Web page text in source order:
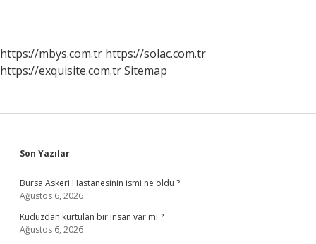
https://mbys.com.tr https://solac.com.tr
https://exquisite.com.trSitemap
Sidebar
Son Yazılar
Bursa Askeri Hastanesinin ismi ne oldu ?
Ağustos 6, 2026
Kuduzdan kurtulan bir insan var mı ?
Ağustos 6, 2026